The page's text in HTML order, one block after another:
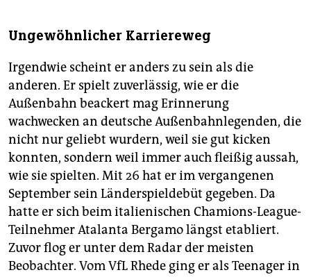
Ungewöhnlicher Karriereweg
Irgendwie scheint er anders zu sein als die
anderen. Er spielt zuverlässig, wie er die
Außenbahn beackert mag Erinnerung
wachwecken an deutsche Außenbahnlegenden, die
nicht nur geliebt wurdern, weil sie gut kicken
konnten, sondern weil immer auch fleißig aussah,
wie sie spielten. Mit 26 hat er im vergangenen
September sein Länderspieldebüt gegeben. Da
hatte er sich beim italienischen Chamions-League-
Teilnehmer Atalanta Bergamo längst etabliert.
Zuvor flog er unter dem Radar der meisten
Beobachter. Vom VfL Rhede ging er als Teenager in